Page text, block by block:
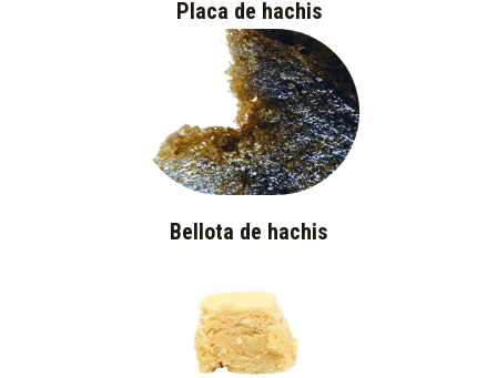
Placa de hachis
Bellota de hachis